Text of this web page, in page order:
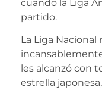
cuando la Liga
partido.
La Liga
les alcanzó con
estrella